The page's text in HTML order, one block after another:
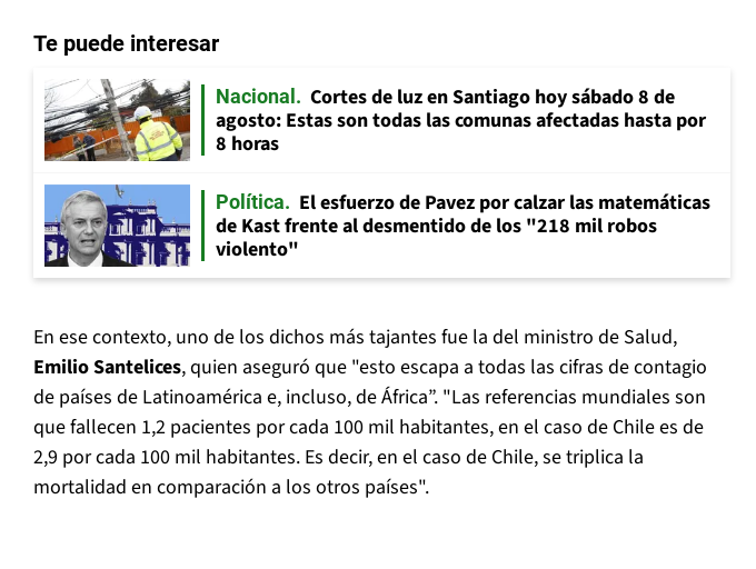
Te puede interesar
Nacional
Cortes de luz en Santiago hoy sábado 8 de
agosto: Estas son todas las comunas afectadas hasta por
8 horas
Política
El esfuerzo de Pavez por calzar las matemáticas
de Kast frente al desmentido de los "218 mil robos
violento"
En ese contexto, uno de los dichos más tajantes fue la del ministro de Salud,
Emilio Santelices, quien aseguró que "esto escapa a todas las cifras de contagio
de países de Latinoamérica e, incluso, de África”. "Las referencias mundiales son
que fallecen 1,2 pacientes por cada 100 mil habitantes, en el caso de Chile es de
2,9 por cada 100 mil habitantes. Es decir, en el caso de Chile, se triplica la
mortalidad en comparación a los otros países".